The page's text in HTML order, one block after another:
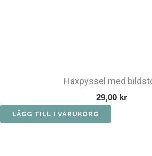
Häxpyssel med
29,00 kr
LÄGG TILL I VARUKORG